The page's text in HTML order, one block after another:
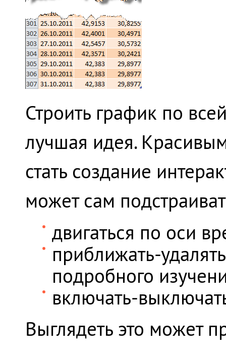
Строить график по
лучшая идея.
стать создание
может сам
двигаться по оси
приближать-
подробного
включать-
Выглядеть это может